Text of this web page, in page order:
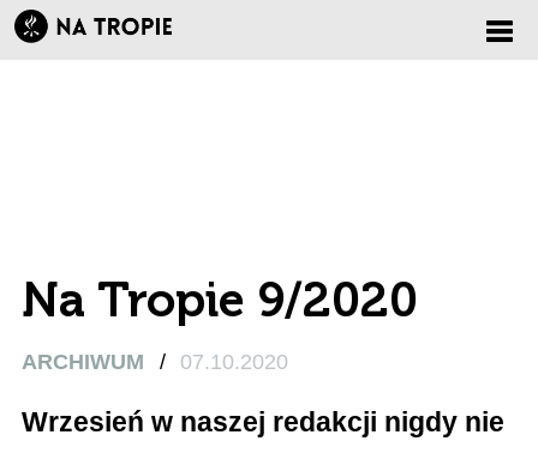
Na Tropie 9/2020
ARCHIWUM / 07.10.2020
Wrzesień w naszej redakcji nigdy nie